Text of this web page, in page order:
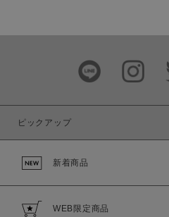
ピックアップ
新着商品
WEB限定商品